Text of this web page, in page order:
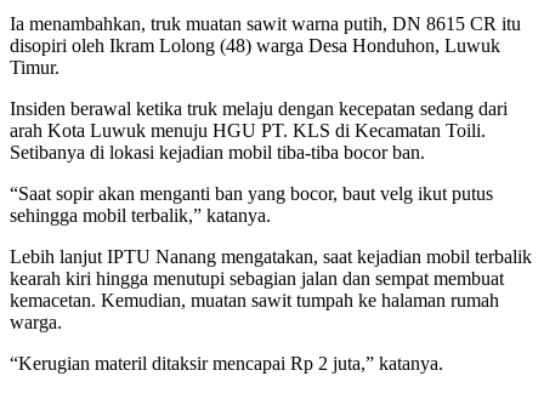
Ia menambahkan, truk muatan sawit warna putih, DN 8615 CR itu
disopiri oleh Ikram Lolong (48) warga Desa Honduhon, Luwuk
Timur.
Insiden berawal ketika truk melaju dengan kecepatan sedang dari
arah Kota Luwuk menuju HGU PT. KLS di Kecamatan Toili.
Setibanya di lokasi kejadian mobil tiba-tiba bocor ban.
“Saat sopir akan menganti ban yang bocor, baut velg ikut putus
sehingga mobil terbalik,” katanya.
Lebih lanjut IPTU Nanang mengatakan, saat kejadian mobil terbalik
kearah kiri hingga menutupi sebagian jalan dan sempat membuat
kemacetan. Kemudian, muatan sawit tumpah ke halaman rumah
warga.
“Kerugian materil ditaksir mencapai Rp 2 juta,” katanya.